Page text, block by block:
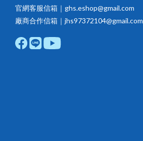
官網客服信箱｜ghs.eshop@gmail.com
廠商合作信箱｜jhs97372104@gmail.com